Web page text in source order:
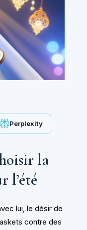
Perplexity
la
l’été
lui, le désir de
contre des